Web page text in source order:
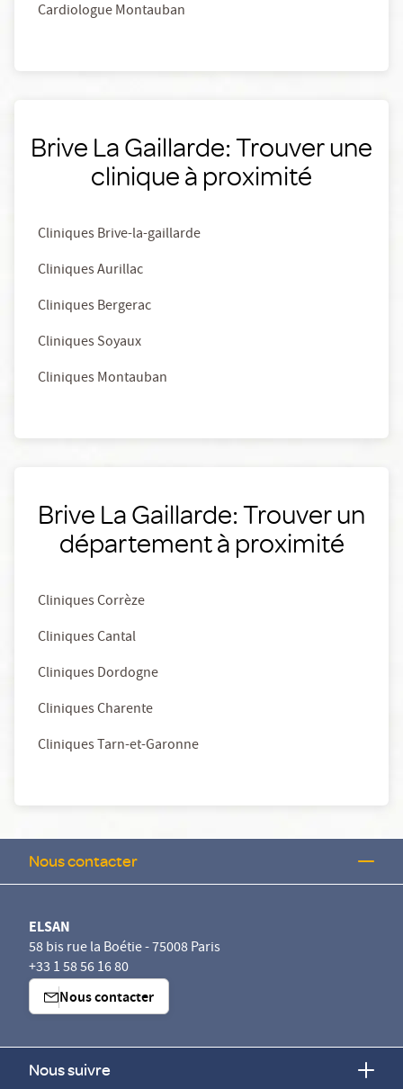
Cardiologue Montauban
Brive La Gaillarde: Trouver une
clinique à proximité
Cliniques Brive-la-gaillarde
Cliniques Aurillac
Cliniques Bergerac
Cliniques Soyaux
Cliniques Montauban
Brive La Gaillarde: Trouver un
département à proximité
Cliniques Corrèze
Cliniques Cantal
Cliniques Dordogne
Cliniques Charente
Cliniques Tarn-et-Garonne
Nous contacter
ELSAN
58 bis rue la Boétie - 75008 Paris
+33 1 58 56 16 80
Nous contacter
Nous suivre